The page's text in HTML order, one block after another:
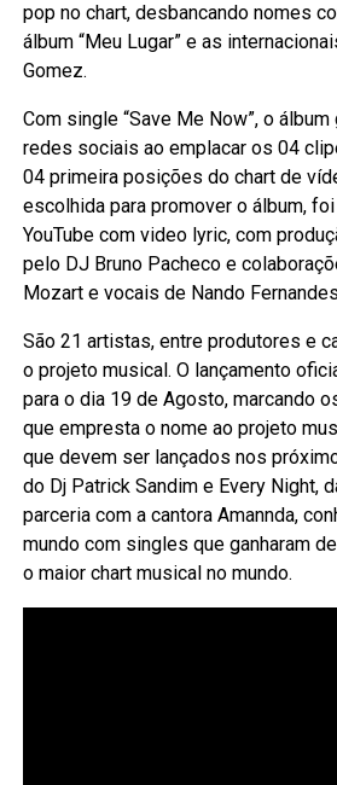
pop no chart, desbancando nomes
álbum “Meu Lugar” e as
Gomez.
Com single “Save Me Now”, o
redes sociais ao emplacar os 04
04 primeira posições do chart de
escolhida para promover o álbum,
YouTube com video lyric, com
pelo DJ Bruno Pacheco e
Mozart e vocais de Nando
São 21 artistas, entre produtores e
o projeto musical. O lançamento
para o dia 19 de Agosto, marcando
que empresta o nome ao projeto
que devem ser lançados nos
do Dj Patrick Sandim e Every Night,
parceria com a cantora Amannda,
mundo com singles que ganharam
o maior chart musical no mundo.